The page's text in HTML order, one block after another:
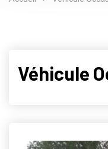
Véhicule